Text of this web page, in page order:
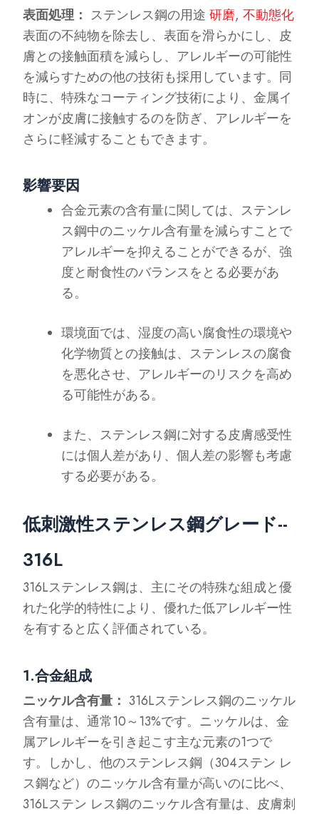
表面処理： ステンレス鋼の用途研磨,不動態化
表面の不純物を除去し、表面を滑らかにし、皮
膚との接触面積を減らし、アレルギーの可能性
を減らすための他の技術も採用しています。同
時に、特殊なコーティング技術により、金属イ
オンが皮膚に接触するのを防ぎ、アレルギーを
さらに軽減することもできます。
影響要因
合金元素の含有量に関しては、ステンレ
ス鋼中のニッケル含有量を減らすことで
アレルギーを抑えることができるが、強
度と耐食性のバランスをとる必要があ
る。
環境面では、湿度の高い腐食性の環境や
化学物質との接触は、ステンレスの腐食
を悪化させ、アレルギーのリスクを高め
る可能性がある。
また、ステンレス鋼に対する皮膚感受性
には個人差があり、個人差の影響も考慮
する必要がある。
低刺激性ステンレス鋼グレード--
316L
316Lステンレス鋼は、主にその特殊な組成と優
れた化学的特性により、優れた低アレルギー性
を有すると広く評価されている。
1.合金組成
ニッケル含有量：316Lステンレス鋼のニッケル
含有量は、通常10～13%です。ニッケルは、金
属アレルギーを引き起こす主な元素の1つで
す。しかし、他のステンレス鋼（304ステン レ
ス鋼など）のニッケル含有量が高いのに比べ、
316Lステン レス鋼のニッケル含有量は、皮膚刺